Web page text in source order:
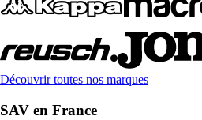
Découvrir toutes nos marques
SAV en France